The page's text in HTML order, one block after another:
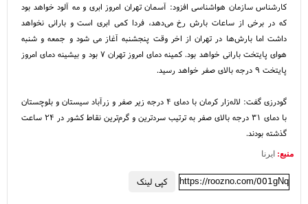
کارشناس سازمان هواشناسی افزود: آسمان تهران امروز ابری و مه آلود خواهد بود
که در برخی از ساعات بارش رخ می‌دهد، فردا کمی ابری است و بارانی نخواهد
داشت اما بارش‌ها در تهران از اخر وقت پنجشنبه آغاز می شود و جمعه و شنبه
هوای پایتخت بارانی خواهد بود. کمینه دمای امروز تهران ۷ بود و بیشینه دمای امروز
پایتخت ۹ درجه بالای صفر خواهد رسید.
گودرزی گفت: لاله‌زار کرمان با دمای ۴ درجه زیر صفر و زرآباد سیستان و بلوچستان
با دمای ۳۱ درجه بالای صفر به ترتیب سردترین و گرم‌ترین نقاط کشور در ۲۴ ساعت
گذشته بودند.
منبع: ایرنا
کپی لینک https://roozno.com/001gNq